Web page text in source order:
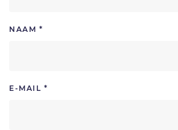
NAAM *
E-MAIL *